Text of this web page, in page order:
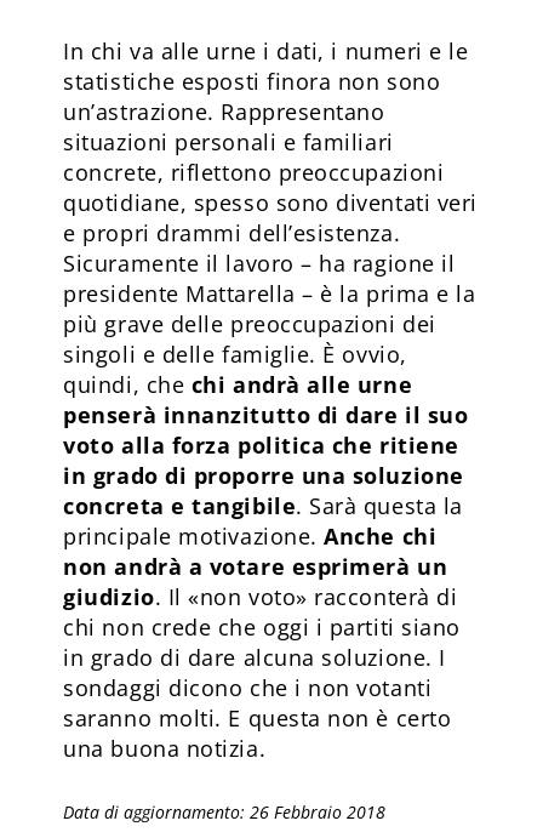
In chi va alle urne i dati, i numeri e le
statistiche esposti finora non sono
un’astrazione. Rappresentano
situazioni personali e familiari
concrete, riflettono preoccupazioni
quotidiane, spesso sono diventati veri
e propri drammi dell’esistenza.
Sicuramente il lavoro – ha ragione il
presidente Mattarella – è la prima e la
più grave delle preoccupazioni dei
singoli e delle famiglie. È ovvio,
quindi, che chi andrà alle urne
penserà innanzitutto di dare il suo
voto alla forza politica che ritiene
in grado di proporre una soluzione
concreta e tangibile. Sarà questa la
principale motivazione.Anche chi
non andrà a votare esprimerà un
giudizio. Il «non voto» racconterà di
chi non crede che oggi i partiti siano
in grado di dare alcuna soluzione. I
sondaggi dicono che i non votanti
saranno molti. E questa non è certo
una buona notizia.
Data di aggiornamento: 26 Febbraio 2018